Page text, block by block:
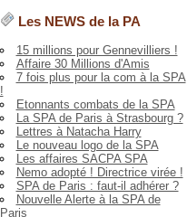
Les NEWS de la PA
15 millions pour Gennevilliers !
Affaire 30 Millions d'Amis
7 fois plus pour la com à la SPA
!
Etonnants combats de la SPA
La SPA de Paris à Strasbourg ?
Lettres à Natacha Harry
Le nouveau logo de la SPA
Les affaires SACPA SPA
Nemo adopté ! Directrice virée !
SPA de Paris : faut-il adhérer ?
Nouvelle Alerte à la SPA de
Paris